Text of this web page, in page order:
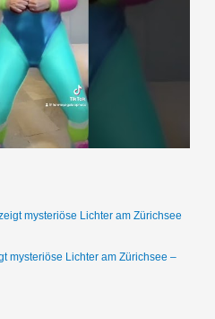
mysteriöse Lichter am Zürichsee –